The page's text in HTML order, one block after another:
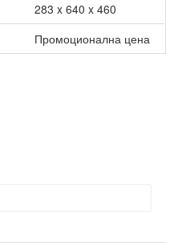
283 x 640 x 460
Промоционална цена